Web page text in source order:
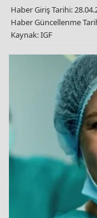
Haber Giriş Tarihi:
Haber Güncellenme
Kaynak: IGF